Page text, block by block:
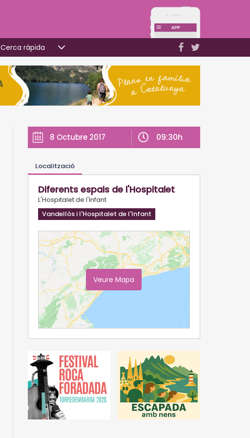
Cerca ràpida
8 Octubre 2017 09:30h
Localització
Diferents espais de l'Hospitalet
L'Hospitalet de l'Infant
Vandellòs i l'Hospitalet de l'Infant
Veure Mapa